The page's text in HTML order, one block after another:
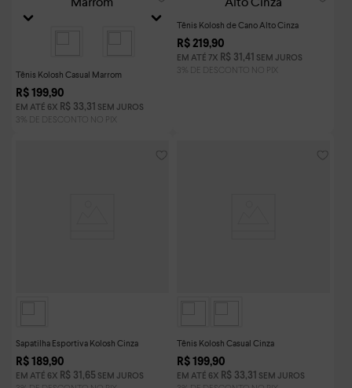
Tênis Kolosh Casual Marrom
R$ 199,90
EM ATÉ 6X R$ 33,31 SEM JUROS
Tênis Kolosh de Cano Alto Cinza
R$ 219,90
EM ATÉ 7X R$ 31 ,41 SEM JUROS
Sapatilha Esportiva Kolosh Cinza
R$ 189,90
EM ATÉ 6X R$ 31 ,65 SEM JUROS
Tênis Kolosh Casual Cinza
R$ 199,90
EM ATÉ 6X R$ 33,31 SEM JUROS